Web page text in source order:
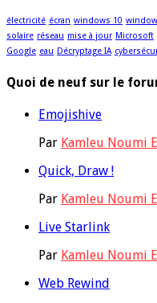
électricité écran windows 10
solaire réseau mise à jour Microsoft
Google eau Décryptage IA
Quoi de neuf sur le
Emojishive
Par Kamleu Noumi
Quick, Draw !
Par Kamleu Noumi
Live Starlink
Par Kamleu Noumi
Web Rewind